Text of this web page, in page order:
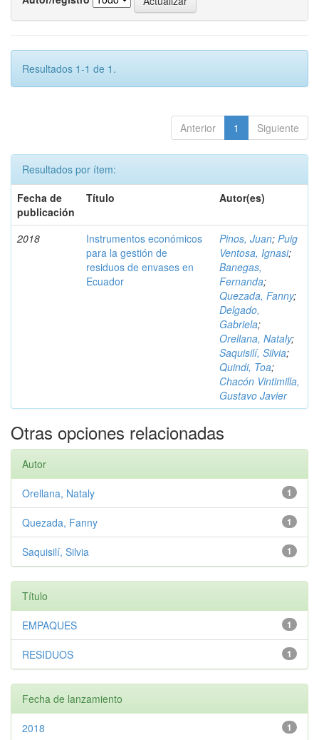
Resultados 1-1 de 1.
Anterior 1 Siguiente
Resultados por ítem:
Fecha de
publicación
Título Autor(es)
2018
Instrumentos económicos
para la gestión de
residuos de envases en
Ecuador
Pinos, Juan; Puig
Ventosa, Ignasi;
Banegas,
Fernanda;
Quezada, Fanny;
Delgado,
Gabriela;
Orellana, Nataly;
Saquisilí, Silvia;
Quindi, Toa;
Chacón Vintimilla,
Gustavo Javier
Otras opciones relacionadas
Autor
1
Orellana, Nataly
1
Quezada, Fanny
1
Saquisilí, Silvia
Título
1
EMPAQUES
1
RESIDUOS
Fecha de lanzamiento
1
2018